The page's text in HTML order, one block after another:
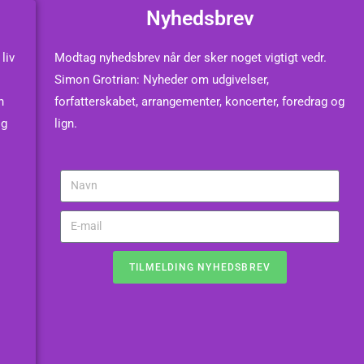
liv
Nyhedsbrev
Modtag nyhedsbrev når der sker noget vigtigt vedr.
Simon Grotrian: Nyheder om udgivelser,
forfatterskabet, arrangementer, koncerter, foredrag og
lign.
TILMELDING NYHEDSBREV